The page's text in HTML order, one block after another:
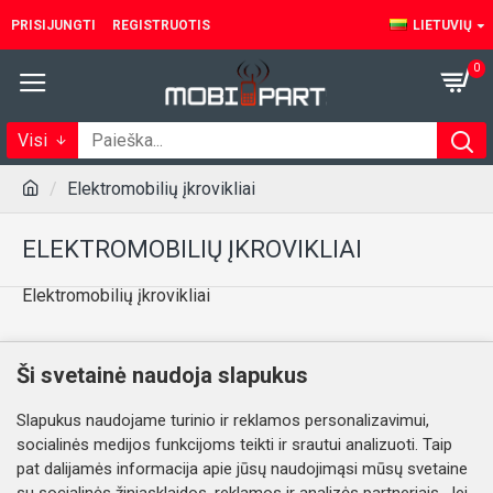
PRISIJUNGTI REGISTRUOTIS LIETUVIŲ
0
Visi
Elektromobilių įkrovikliai
ELEKTROMOBILIŲ ĮKROVIKLIAI
Elektromobilių įkrovikliai
TĘSTI
Ši svetainė naudoja slapukus
Slapukus naudojame turinio ir reklamos personalizavimui,
socialinės medijos funkcijoms teikti ir srautui analizuoti. Taip
pat dalijamės informacija apie jūsų naudojimąsi mūsų svetaine